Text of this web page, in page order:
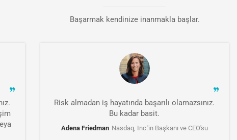
Başarmak kendinize inanmakla başlar.
Risk almadan iş hayatında başarılı olamazsınız.
Bu kadar basit.
Adena Friedman Nasdaq, Inc.'in Başkanı ve CEO'su